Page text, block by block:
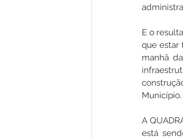
E o
que estar
manhã
Município.
A
está